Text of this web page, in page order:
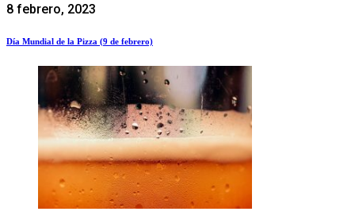
8 febrero, 2023
Día Mundial de la Pizza (9 de febrero)